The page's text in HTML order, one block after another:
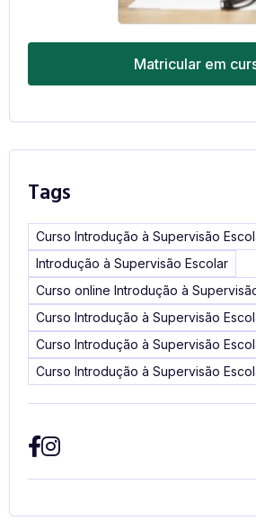
Matricular em
Tags
Curso Introdução à Supervisão
Introdução à Supervisão Escolar
Curso online Introdução à
Curso Introdução à Supervisão
Curso Introdução à Supervisão
Curso Introdução à Supervisão